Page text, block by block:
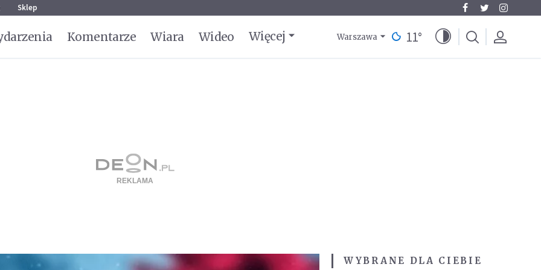
Sklep
Komentarze Wiara Wideo Więcej Warszawa 11°
WYBRANE DLA CIEBIE